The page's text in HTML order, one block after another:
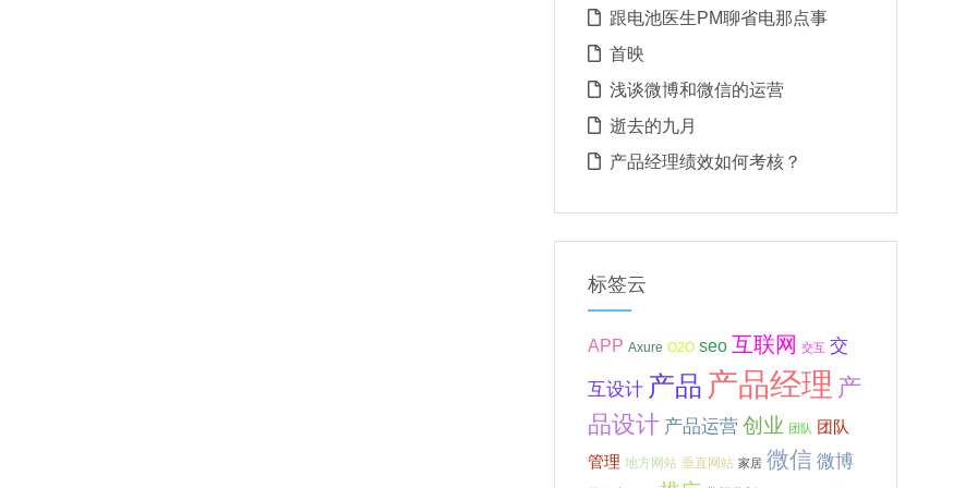
跟电池医生PM聊省电那点事
首映
浅谈微博和微信的运营
逝去的九月
产品经理绩效如何考核？
标签云
APP Axure O2O seo 互联网 交互 交
互设计 产品 产品经理 产
品设计 产品运营 创业 团队
团队
管理 地方网站 垂直网站 家居 微信 微博